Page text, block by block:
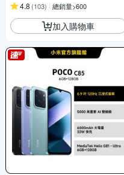
4.8 (103) 總銷量>600
加入購物車